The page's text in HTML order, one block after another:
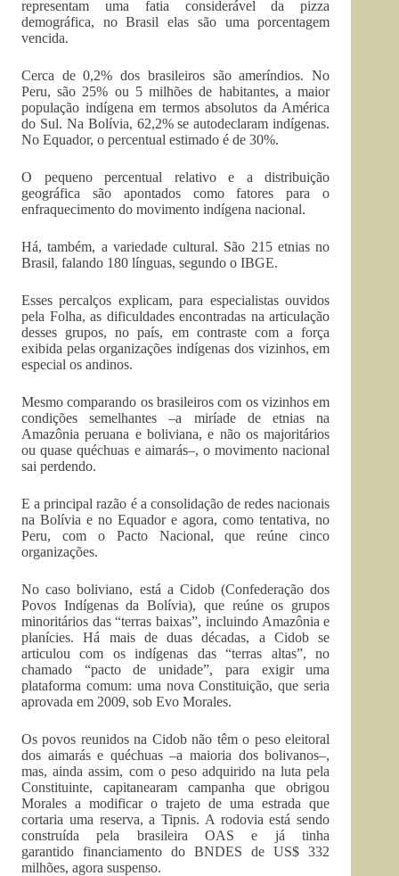
representam uma fatia considerável da pizza
demográfica, no Brasil elas são uma porcentagem
vencida.
Cerca de 0,2% dos brasileiros são ameríndios. No
Peru, são 25% ou 5 milhões de habitantes, a maior
população indígena em termos absolutos da América
do Sul. Na Bolívia, 62,2% se autodeclaram indígenas.
No Equador, o percentual estimado é de 30%.
O pequeno percentual relativo e a distribuição
geográfica são apontados como fatores para o
enfraquecimento do movimento indígena nacional.
Há, também, a variedade cultural. São 215 etnias no
Brasil, falando 180 línguas, segundo o IBGE.
Esses percalços explicam, para especialistas ouvidos
pela Folha, as dificuldades encontradas na articulação
desses grupos, no país, em contraste com a força
exibida pelas organizações indígenas dos vizinhos, em
especial os andinos.
Mesmo comparando os brasileiros com os vizinhos em
condições semelhantes –a miríade de etnias na
Amazônia peruana e boliviana, e não os majoritários
ou quase quéchuas e aimarás–, o movimento nacional
sai perdendo.
E a principal razão é a consolidação de redes nacionais
na Bolívia e no Equador e agora, como tentativa, no
Peru, com o Pacto Nacional, que reúne cinco
organizações.
No caso boliviano, está a Cidob (Confederação dos
Povos Indígenas da Bolívia), que reúne os grupos
minoritários das “terras baixas”, incluindo Amazônia e
planícies. Há mais de duas décadas, a Cidob se
articulou com os indígenas das “terras altas”, no
chamado “pacto de unidade”, para exigir uma
plataforma comum: uma nova Constituição, que seria
aprovada em 2009, sob Evo Morales.
Os povos reunidos na Cidob não têm o peso eleitoral
dos aimarás e quéchuas –a maioria dos bolivanos–,
mas, ainda assim, com o peso adquirido na luta pela
Constituinte, capitanearam campanha que obrigou
Morales a modificar o trajeto de uma estrada que
cortaria uma reserva, a Tipnis. A rodovia está sendo
construída pela brasileira OAS e já tinha
garantido financiamento do BNDES de US$ 332
milhões, agora suspenso.